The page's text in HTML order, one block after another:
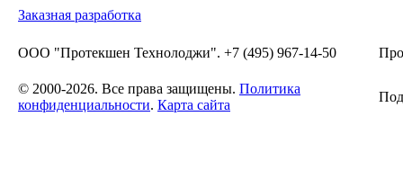
Заказная разработка
ООО "Протекшен Технолоджи". +7 (495) 967-14-50
© 2000-2026. Все права защищены. Политика
конфиденциальности. Карта сайта